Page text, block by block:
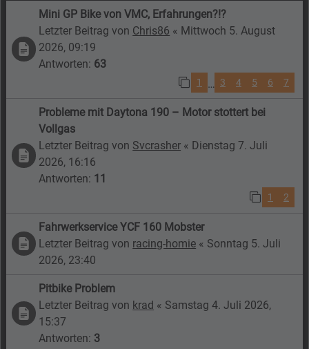
Mini GP Bike von VMC, Erfahrungen?!?
Letzter Beitrag von Chris86 « Mittwoch 5. August
2026, 09:19
Antworten: 63
1 … 3 4 5 6 7
Probleme mit Daytona 190 – Motor stottert bei
Vollgas
Letzter Beitrag von Svcrasher « Dienstag 7. Juli
2026, 16:16
Antworten: 11
1 2
Fahrwerkservice YCF 160 Mobster
Letzter Beitrag von racing-homie « Sonntag 5. Juli
2026, 23:40
Pitbike Problem
Letzter Beitrag von krad « Samstag 4. Juli 2026,
15:37
Antworten: 3